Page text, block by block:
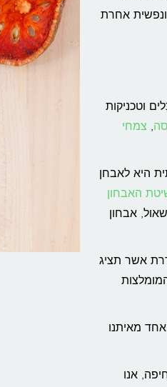
ונפשית אחרת
וטכניקות
, צמחי
היא לאבחן
האבחון
אבחון
אשר תציג
מאיתנו
אנו